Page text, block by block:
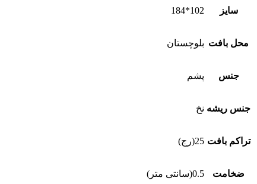
سایز 102*184
محل بافت بلوچستان
جنس پشم
جنس ریشه نخ
تراکم بافت 25(رج)
ضخامت 0.5(سانتی متر)